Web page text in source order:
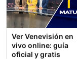
Ver Venevisión en
vivo online: guía
oficial y gratis